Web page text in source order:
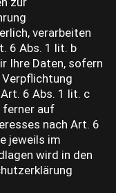
verarbeiten
6 Abs. 1 lit. b
Ihre Daten, sofern
6 Abs. 1 lit. c
ferner auf
nach Art. 6
jeweils im
wird in den